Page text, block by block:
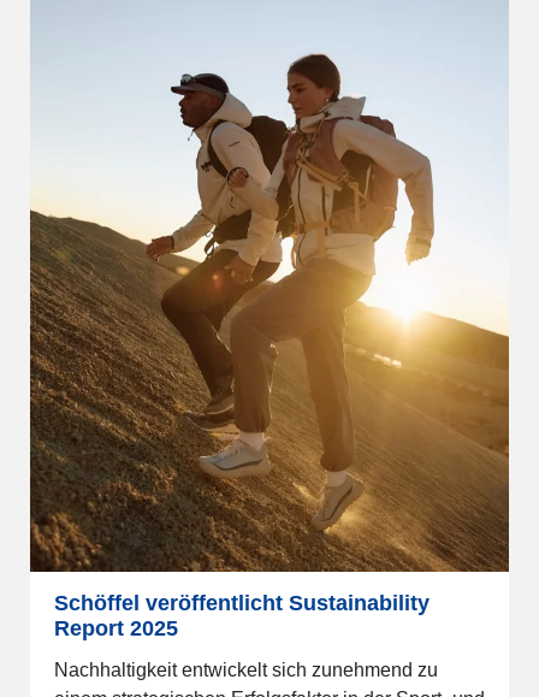
Schöffel veröffentlicht Sustainability
Report 2025
Nachhaltigkeit entwickelt sich zunehmend zu